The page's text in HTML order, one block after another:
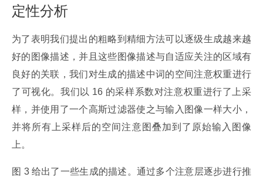
定性分析
为了表明我们提出的粗略到精细方法可以逐级生成越来越
好的图像描述，并且这些图像描述与自适应关注的区域有
良好的关联，我们对生成的描述中词的空间注意权重进行
了可视化。我们以 16 的采样系数对注意权重进行了上采
样，并使用了一个高斯过滤器使之与输入图像一样大小，
并将所有上采样后的空间注意图叠加到了原始输入图像
上。
图 3 给出了一些生成的描述。通过多个注意层逐步进行推